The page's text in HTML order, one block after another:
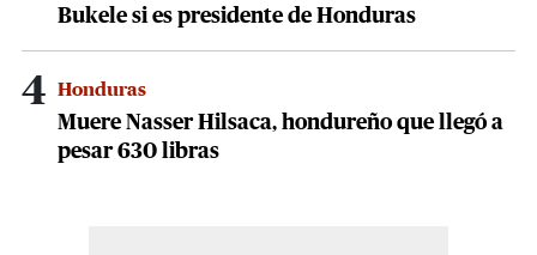
Bukele si es presidente de Honduras
4 Honduras
Muere Nasser Hilsaca, hondureño que llegó a
pesar 630 libras